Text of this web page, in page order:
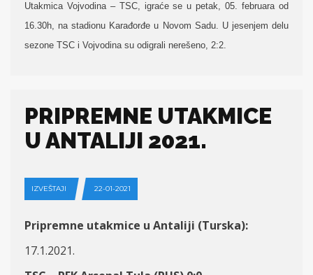
Utakmica Vojvodina – TSC, igraće se u petak, 05. februara od
16.30h, na stadionu Karađorđe u Novom Sadu. U jesenjem delu
sezone TSC i Vojvodina su odigrali nerešeno, 2:2.
PRIPREMNE UTAKMICE
U ANTALIJI 2021.
IZVEŠTAJI 22-01-2021
Pripremne utakmice u Antaliji (Turska):
17.1.2021.